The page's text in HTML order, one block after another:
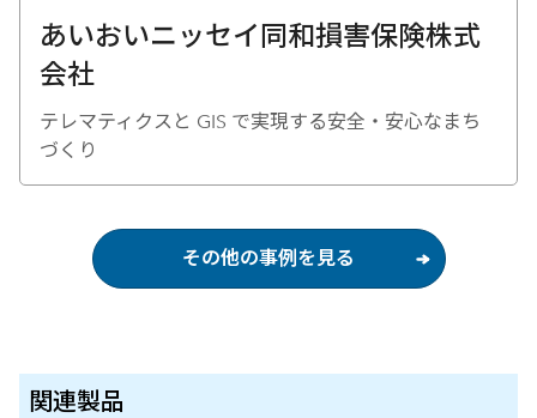
あいおいニッセイ同和損害保険株式
会社
テレマティクスと GIS で実現する安全・安心なまち
づくり
その他の事例を見る
関連製品